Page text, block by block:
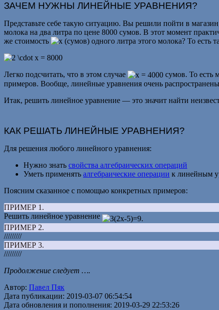
ЗАЧЕМ НУЖНЫ ЛИНЕЙНЫЕ УРАВНЕНИЯ?
Представьте себе такую ситуацию. Вы решили пойти в
молока на два литра по цене 8000 сумов. В этот момент
же стоимость
(сумов) одного литра этого молока? То есть
Легко подсчитать, что в этом случае
сумов. То есть
примеров. Вообще, линейные уравнения очень
Итак, решить линейное уравнение — это значит найти
КАК РЕШАТЬ ЛИНЕЙНЫЕ УРАВНЕНИЯ?
Для решения любого линейного уравнения:
Нужно знать свойства алгебраических операций
Уметь применять алгебраические операции к линейным
Поясним сказанное с помощью конкретных примеров:
ПРИМЕР 1.
Решить линейное уравнение
ПРИМЕР 2.
/////////
ПРИМЕР 3.
/////////
Продолжение следует ….
Автор: Павел Пяк
Дата публикации: 2019-03-07 06:54:54
Дата обновления и пополнения: 2019-03-29 22:53:26